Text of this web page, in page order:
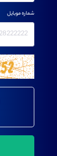
شماره موبایل